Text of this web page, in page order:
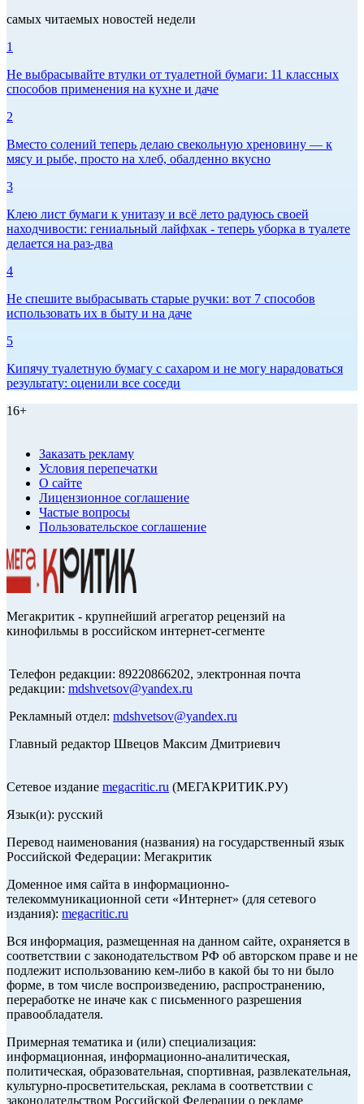
самых читаемых новостей недели
1
Не выбрасывайте втулки от туалетной бумаги: 11 классных
способов применения на кухне и даче
2
Вместо солений теперь делаю свекольную хреновину — к
мясу и рыбе, просто на хлеб, обалденно вкусно
3
Клею лист бумаги к унитазу и всё лето радуюсь своей
находчивости: гениальный лайфхак - теперь уборка в туалете
делается на раз-два
4
Не спешите выбрасывать старые ручки: вот 7 способов
использовать их в быту и на даче
5
Кипячу туалетную бумагу с сахаром и не могу нарадоваться
результату: оценили все соседи
16+
Заказать рекламу
Условия перепечатки
О сайте
Лицензионное соглашение
Частые вопросы
Пользовательское соглашение
Мегакритик - крупнейший агрегатор рецензий на
кинофильмы в российском интернет-сегменте
Телефон редакции: 89220866202, электронная почта
редакции: mdshvetsov@yandex.ru
Рекламный отдел: mdshvetsov@yandex.ru
Главный редактор Швецов Максим Дмитриевич
Сетевое издание megacritic.ru (МЕГАКРИТИК.РУ)
Язык(и): русский
Перевод наименования (названия) на государственный язык
Российской Федерации: Мегакритик
Доменное имя сайта в информационно-
телекоммуникационной сети «Интернет» (для сетевого
издания): megacritic.ru
Вся информация, размещенная на данном сайте, охраняется в
соответствии с законодательством РФ об авторском праве и не
подлежит использованию кем-либо в какой бы то ни было
форме, в том числе воспроизведению, распространению,
переработке не иначе как с письменного разрешения
правообладателя.
Примерная тематика и (или) специализация:
информационная, информационно-аналитическая,
политическая, образовательная, спортивная, развлекательная,
культурно-просветительская, реклама в соответствии с
законодательством Российской Федерации о рекламе